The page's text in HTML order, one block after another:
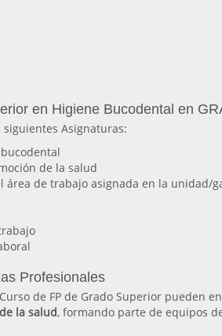
en Higiene Bucodental en
Asignaturas:
de la salud
área de trabajo asignada en la unidad/
Profesionales
de FP de Grado Superior pueden
la salud, formando parte de equipos